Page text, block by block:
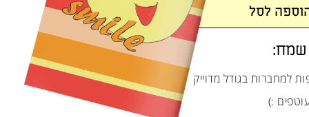
לסל
שמח:
למחברות בגודל מדוייק
:)